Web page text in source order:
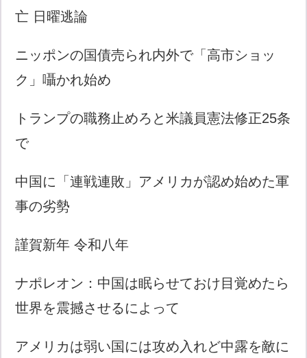
亡 日曜逃論
ニッポンの国債売られ内外で「高市ショッ
ク」囁かれ始め
トランプの職務止めろと米議員憲法修正25条
で
中国に「連戦連敗」アメリカが認め始めた軍
事の劣勢
謹賀新年 令和八年
ナポレオン：中国は眠らせておけ目覚めたら
世界を震撼させるによって
アメリカは弱い国には攻め入れど中露を敵に